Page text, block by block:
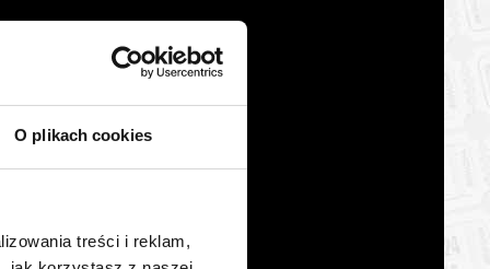
O plikach cookies
treści i reklam,